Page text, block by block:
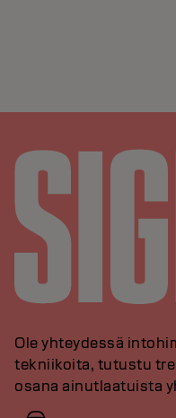
Ole yhteydessä
tekniikoita, tutustu
osana ainutlaatuista